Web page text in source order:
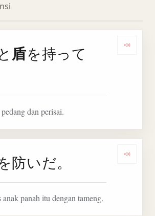
盾を持って
dan perisai.
防いだ。
panah itu dengan tameng.